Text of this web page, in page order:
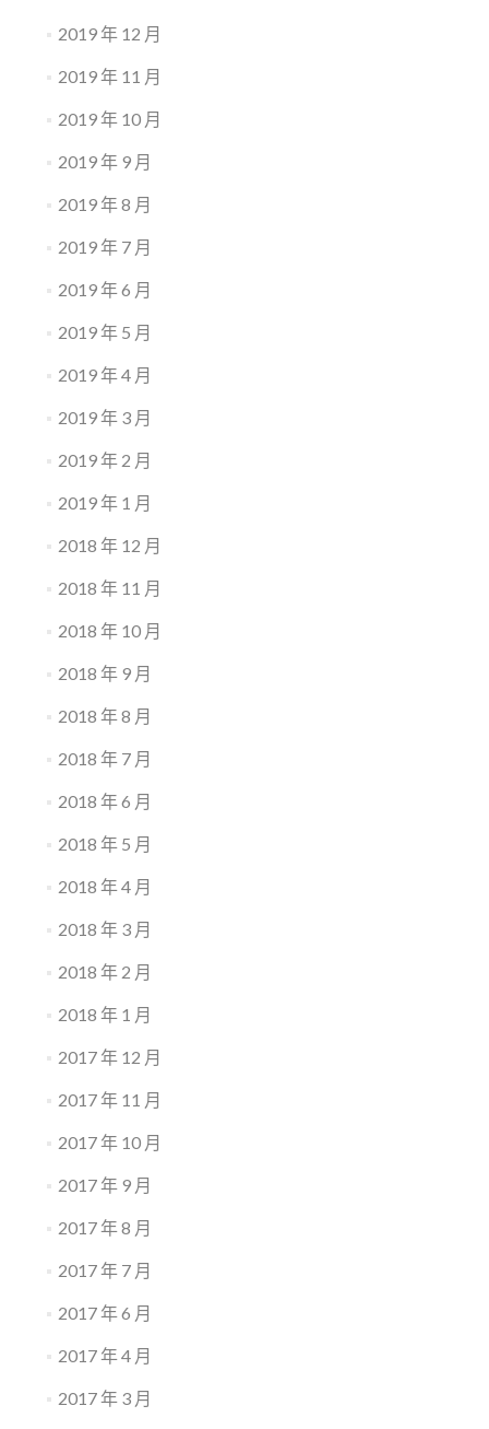
2019 年 12 月
2019 年 11 月
2019 年 10 月
2019 年 9 月
2019 年 8 月
2019 年 7 月
2019 年 6 月
2019 年 5 月
2019 年 4 月
2019 年 3 月
2019 年 2 月
2019 年 1 月
2018 年 12 月
2018 年 11 月
2018 年 10 月
2018 年 9 月
2018 年 8 月
2018 年 7 月
2018 年 6 月
2018 年 5 月
2018 年 4 月
2018 年 3 月
2018 年 2 月
2018 年 1 月
2017 年 12 月
2017 年 11 月
2017 年 10 月
2017 年 9 月
2017 年 8 月
2017 年 7 月
2017 年 6 月
2017 年 4 月
2017 年 3 月